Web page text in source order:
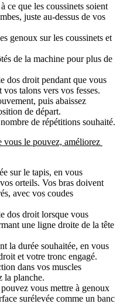
ce que les coussinets soient
juste au-dessus de vos
genoux sur les coussinets et
de la machine pour plus de
dos droit pendant que vous
talons vers vos fesses.
puis abaissez
de départ.
de répétitions souhaité.
vous le pouvez, améliorez
sur le tapis, en vous
orteils. Vos bras doivent
avec vos coudes
dos droit lorsque vous
une ligne droite de la tête
la durée souhaitée, en vous
et votre tronc engagé.
dans vos muscles
la planche.
vous mettre à genoux
surélevée comme un banc